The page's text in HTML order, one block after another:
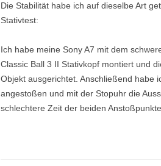
Die Stabilität habe ich auf dieselbe Art
Stativtest:
Ich habe meine Sony A7 mit dem
Classic Ball 3 II Stativkopf montiert und
Objekt ausgerichtet. Anschließend habe
angestoßen und mit der Stopuhr die
schlechtere Zeit der beiden Anstoßpunkte.